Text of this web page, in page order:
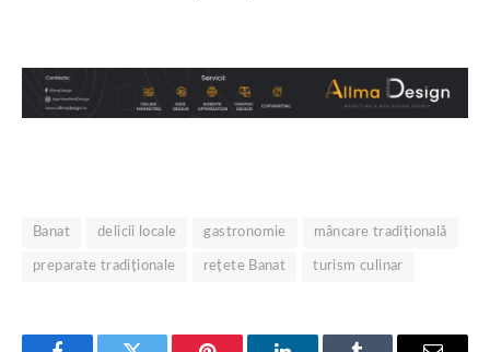
Banat delicii locale gastronomie mâncare tradițională
preparate tradiționale rețete Banat turism culinar